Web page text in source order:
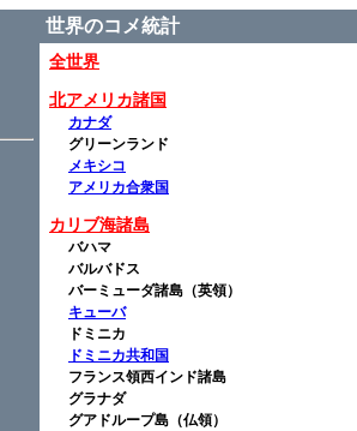
世界のコメ統計
全世界
北アメリカ諸国
カナダ
グリーンランド
メキシコ
アメリカ合衆国
カリブ海諸島
バハマ
バルバドス
バーミューダ諸島（英領）
キューバ
ドミニカ
ドミニカ共和国
フランス領西インド諸島
グラナダ
グアドループ島（仏領）